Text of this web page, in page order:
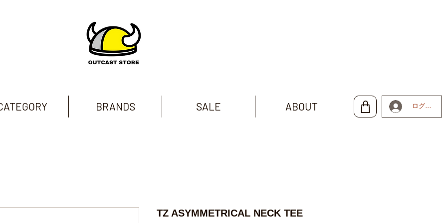
BRANDS SALE ABOUT ログイン
TZ ASYMMETRICAL NECK TEE